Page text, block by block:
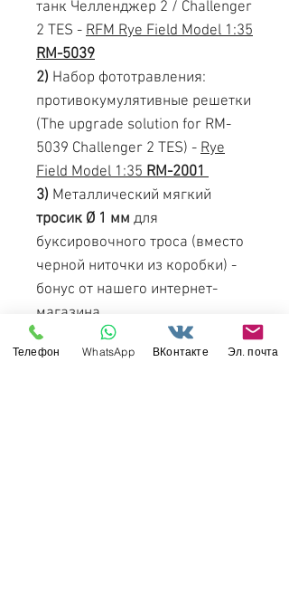
танк Челленджер 2 / Challenger
2 TES - RFM Rye Field Model 1:35
RM-5039
2) Набор фототравления:
противокумулятивные решетки
(The upgrade solution for RM-
5039 Challenger 2 TES) - Rye
Field Model 1:35RM-2001
3) Металлический мягкий
тросик Ø 1 мм для
буксировочного троса (вместо
черной ниточки из коробки) -
бонус от нашего интернет-
магазина.
Появление на рынке: май 2020
Телефон WhatsApp ВКонтакте Эл. почта